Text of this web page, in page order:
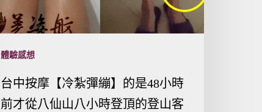
體驗感想
台中按摩【冷紮彈繃】的是48小時
前才從八仙山八小時登頂的登山客